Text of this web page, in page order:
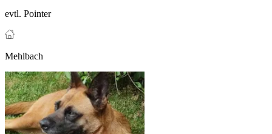
evtl. Pointer
Mehlbach